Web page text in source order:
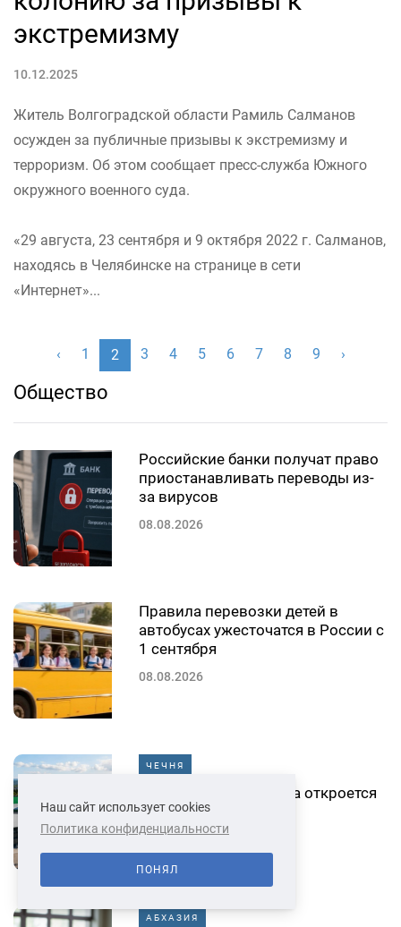
экстремизму
10.12.2025
Житель Волгоградской области Рамиль Салманов
осужден за публичные призывы к экстремизму и
терроризм. Об этом сообщает пресс-служба Южного
окружного военного суда.
«29 августа, 23 сентября и 9 октября 2022 г. Салманов,
находясь в Челябинске на странице в сети
«Интернет»...
‹ 1 2 3 4 5 6 7 8 9 ›
Общество
Российские банки получат право
приостанавливать переводы из-
за вирусов
08.08.2026
Правила перевозки детей в
автобусах ужесточатся в России с
1 сентября
08.08.2026
ЧЕЧНЯ
Первая ледовая арена откроется
в Грозном
07.08.2026
АБХАЗИЯ
Наш сайт использует cookies
Политика конфиденциальности
ПОНЯЛ